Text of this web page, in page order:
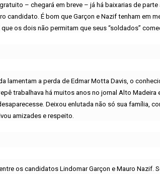
– chegará em breve – já há baixarias de
candidato. É bom que Garçon e Nazif tenham em
os dois não permitam que seus “soldados”
lamentam a perda de Edmar Motta Davis, o
trabalhava há muitos anos no jornal Alto
Deixou enlutada não só sua família,
amizades e respeito.
os candidatos Lindomar Garçon e Mauro Nazif.